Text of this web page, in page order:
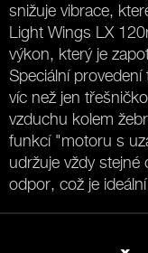
snižuje vibrace,
Light Wings LX
výkon, který je
Speciální
víc než jen
vzduchu kolem
funkcí "motoru s
udržuje vždy stejné
odpor, což je